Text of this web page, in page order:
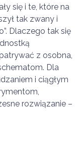
się i te, które na
tak zwany i
Dlaczego tak się
z osobna,
Dla
i ciągłym
rozwiązanie –